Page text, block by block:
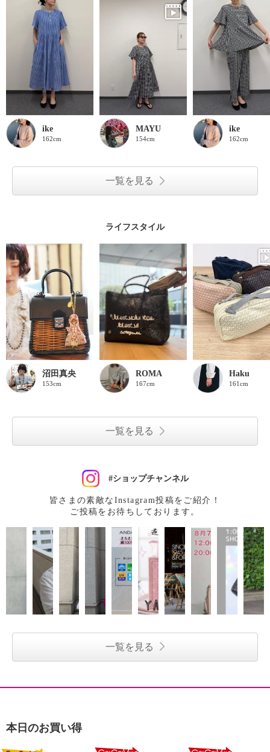
ike
162cm
MAYU
154cm
ike
162cm
一覧を見る
ライフスタイル
沼田真央
153cm
ROMA
167cm
Haku
161cm
一覧を見る
#ショップチャンネル
皆さまの素敵なInstagram投稿をご紹介！
ご投稿をお待ちしております。
一覧を見る
本日のお買い得